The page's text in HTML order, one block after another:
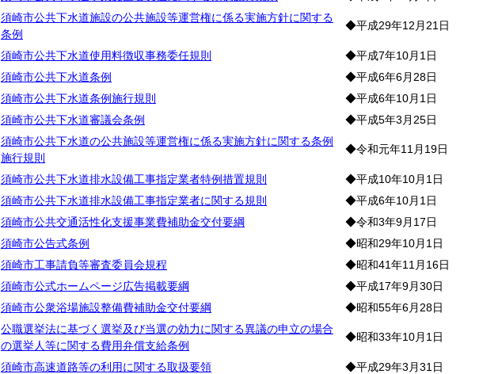
須崎市公共下水道施設の公共施設等運営権に係る実施方針に関する
条例
◆平成29年12月21日
須崎市公共下水道使用料徴収事務委任規則 ◆平成7年10月1日
須崎市公共下水道条例
◆平成6年6月28日
須崎市公共下水道条例施行規則
◆平成6年10月1日
須崎市公共下水道審議会条例
◆平成5年3月25日
須崎市公共下水道の公共施設等運営権に係る実施方針に関する条例
施行規則
◆令和元年11月19日
須崎市公共下水道排水設備工事指定業者特例措置規則 ◆平成10年10月1日
須崎市公共下水道排水設備工事指定業者に関する規則
◆平成6年10月1日
須崎市公共交通活性化支援事業費補助金交付要綱
◆令和3年9月17日
須崎市公告式条例
◆昭和29年10月1日
須崎市工事請負等審査委員会規程
◆昭和41年11月16日
須崎市公式ホームページ広告掲載要綱
◆平成17年9月30日
須崎市公衆浴場施設整備費補助金交付要綱
◆昭和55年6月28日
公職選挙法に基づく選挙及び当選の効力に関する異議の申立の場合
の選挙人等に関する費用弁償支給条例
◆昭和33年10月1日
須崎市高速道路等の利用に関する取扱要領 ◆平成29年3月31日